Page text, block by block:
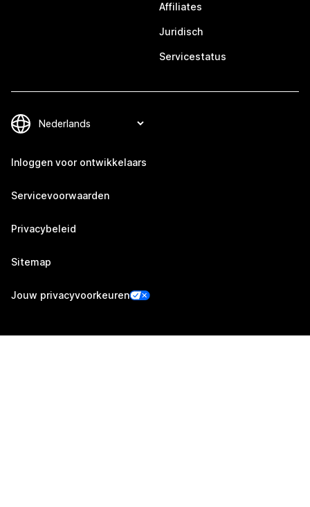
Affiliates
Juridisch
Servicestatus
Inloggen voor ontwikkelaars
Servicevoorwaarden
Privacybeleid
Sitemap
Jouw privacyvoorkeuren